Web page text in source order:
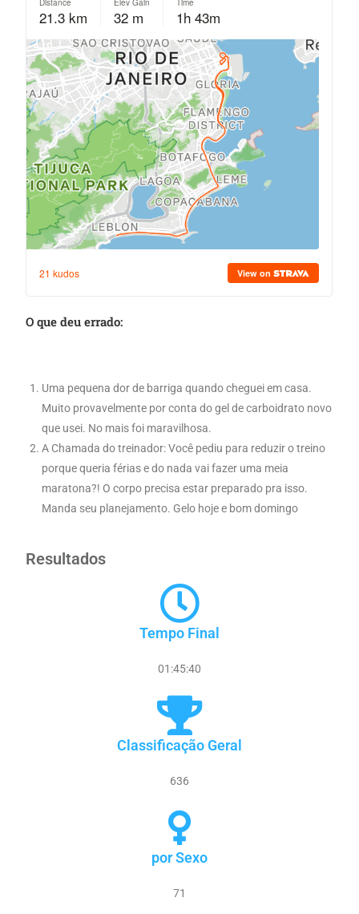
O que deu errado:
Uma pequena dor de barriga quando cheguei em casa.
Muito provavelmente por conta do gel de carboidrato novo
que usei. No mais foi maravilhosa.
A Chamada do treinador: Você pediu para reduzir o treino
porque queria férias e do nada vai fazer uma meia
maratona?! O corpo precisa estar preparado pra isso.
Manda seu planejamento. Gelo hoje e bom domingo
Resultados
Tempo Final
01:45:40
Classificação Geral
636
por Sexo
71